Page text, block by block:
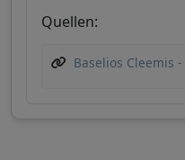
Quellen:
Baselios Cleemis